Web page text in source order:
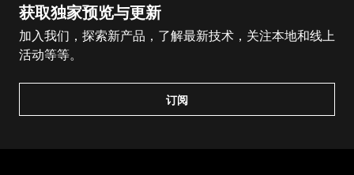
获取独家预览与更新
加入我们，探索新产品，了解最新技术，关注本地和线上
活动等等。
订阅